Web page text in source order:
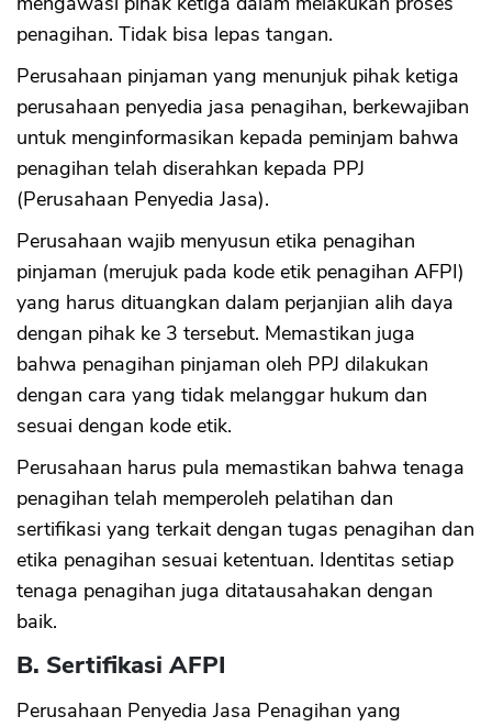
penagihan. Tidak bisa lepas tangan.
Perusahaan pinjaman yang menunjuk pihak ketiga
perusahaan penyedia jasa penagihan, berkewajiban
untuk menginformasikan kepada peminjam bahwa
penagihan telah diserahkan kepada PPJ
(Perusahaan Penyedia Jasa).
Perusahaan wajib menyusun etika penagihan
pinjaman (merujuk pada kode etik penagihan AFPI)
yang harus dituangkan dalam perjanjian alih daya
dengan pihak ke 3 tersebut. Memastikan juga
bahwa penagihan pinjaman oleh PPJ dilakukan
dengan cara yang tidak melanggar hukum dan
sesuai dengan kode etik.
Perusahaan harus pula memastikan bahwa tenaga
penagihan telah memperoleh pelatihan dan
sertifikasi yang terkait dengan tugas penagihan dan
etika penagihan sesuai ketentuan. Identitas setiap
tenaga penagihan juga ditatausahakan dengan
baik.
B. Sertifikasi AFPI
Perusahaan Penyedia Jasa Penagihan yang